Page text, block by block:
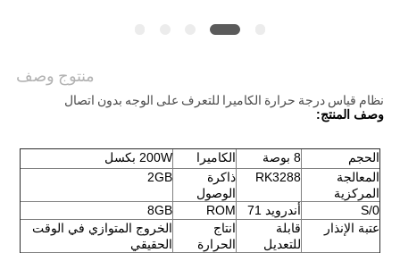
منتوج وصف
نظام قياس درجة حرارة الكاميرا للتعرف على الوجه بدون اتصال
وصف المنتج:
الحجم 8 بوصة الكاميرا
200W بكسل
المركزية
RK3288
الوصول
2GB
0/S أندرويد 71 ROM
8GB
عتبة الإنذار
للتعديل
الحرارة
الحقيقي